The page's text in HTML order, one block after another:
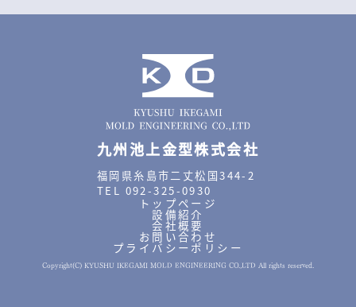
九州池上金型株式会社
福岡県糸島市二丈松国344-2
TEL 092-325-0930
トップページ
設備紹介
会社概要
お問い合わせ
プライバシーポリシー
Copyright(C) KYUSHU IKEGAMI MOLD ENGINEERING CO.,LTD All rights reserved.